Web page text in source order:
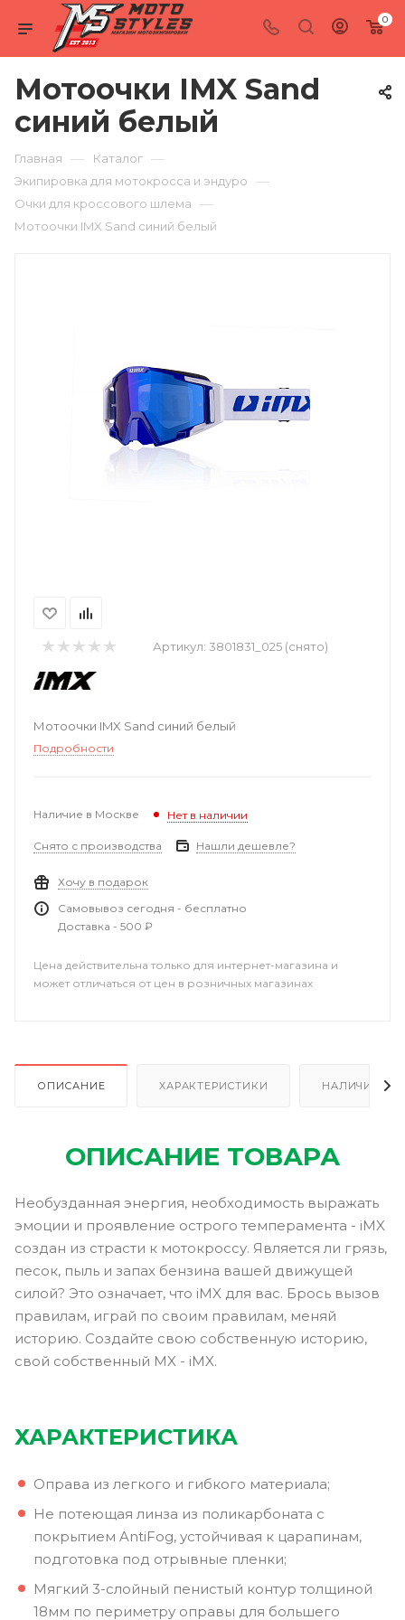
0
Мотоочки IMX Sand
синий белый
Главная — Каталог —
Экипировка для мотокросса и эндуро —
Очки для кроссового шлема —
Мотоочки IMX Sand синий белый
Артикул: 3801831_025 (снято)
Мотоочки IMX Sand синий белый
Подробности
Наличие в Москве Нет в наличии
Снято с производства Нашли дешевле?
Хочу в подарок
Самовывоз сегодня - бесплатно
Доставка - 500 ₽
Цена действительна только для интернет-магазина и
может отличаться от цен в розничных магазинах
ОПИСАНИЕ ХАРАКТЕРИСТИКИ НАЛИЧИЕ
ОПИСАНИЕ ТОВАРА
Необузданная энергия, необходимость выражать
эмоции и проявление острого темперамента - iMX
создан из страсти к мотокроссу. Является ли грязь,
песок, пыль и запах бензина вашей движущей
силой? Это означает, что iMX для вас. Брось вызов
правилам, играй по своим правилам, меняй
историю. Создайте свою собственную историю,
свой собственный MX - iMX.
ХАРАКТЕРИСТИКА
Оправа из легкого и гибкого материала;
Не потеющая линза из поликарбоната с
покрытием AntiFog, устойчивая к царапинам,
подготовка под отрывные пленки;
Мягкий 3-слойный пенистый контур толщиной
18мм по периметру оправы для большего